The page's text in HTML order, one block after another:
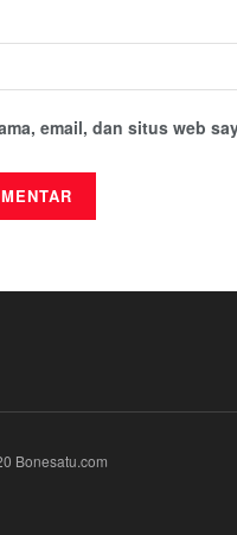
email, dan situs web
Bonesatu.com